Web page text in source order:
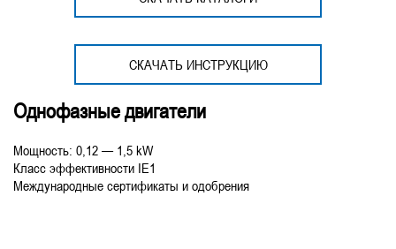
СКАЧАТЬ ИНСТРУКЦИЮ
Однофазные двигатели
Мощность: 0,12 — 1,5 kW
Класс эффективности IE1
Международные сертификаты и одобрения